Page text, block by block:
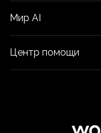
Мир AI
Центр помощи